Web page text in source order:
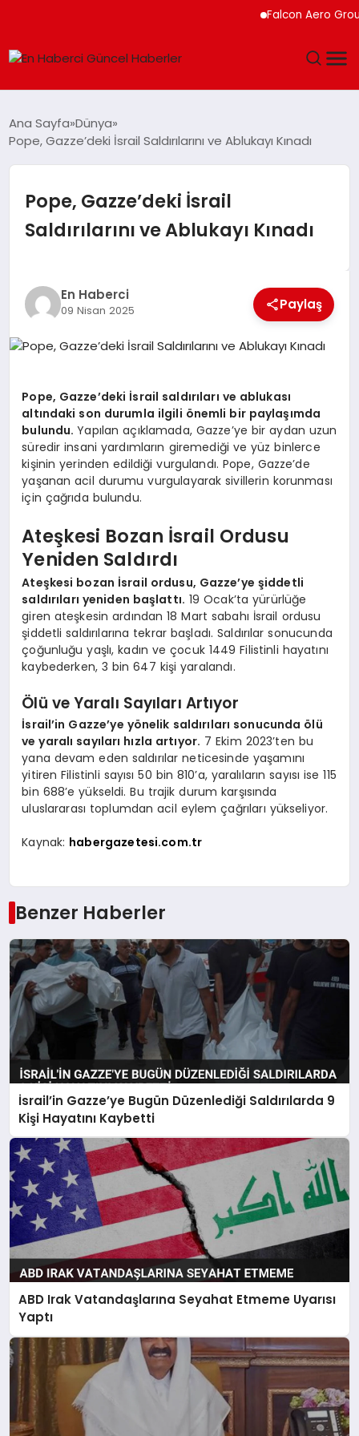
Falcon Aero Group,
SPOR
SAĞLIK
TEKNOLOJI
DÜNYA
EĞITIM
SIYASET
Ana Sayfa Dünya
Pope, Gazze’deki İsrail Saldırılarını ve Ablukayı Kınadı
Pope, Gazze’deki İsrail
Saldırılarını ve Ablukayı Kınadı
En Haberci
09 Nisan 2025 Paylaş
Pope, Gazze’deki İsrail saldırıları ve ablukası
altındaki son durumla ilgili önemli bir paylaşımda
bulundu.Yapılan açıklamada, Gazze’ye bir aydan uzun
süredir insani yardımların giremediği ve yüz binlerce
kişinin yerinden edildiği vurgulandı. Pope, Gazze’de
yaşanan acil durumu vurgulayarak sivillerin korunması
için çağrıda bulundu.
Ateşkesi Bozan İsrail Ordusu
Yeniden Saldırdı
Ateşkesi bozan İsrail ordusu, Gazze’ye şiddetli
saldırıları yeniden başlattı. 19 Ocak’ta yürürlüğe
giren ateşkesin ardından 18 Mart sabahı İsrail ordusu
şiddetli saldırılarına tekrar başladı. Saldırılar sonucunda
çoğunluğu yaşlı, kadın ve çocuk 1449 Filistinli hayatını
kaybederken, 3 bin 647 kişi yaralandı.
Ölü ve Yaralı Sayıları Artıyor
İsrail’in Gazze’ye yönelik saldırıları sonucunda ölü
ve yaralı sayıları hızla artıyor. 7 Ekim 2023’ten bu
yana devam eden saldırılar neticesinde yaşamını
yitiren Filistinli sayısı 50 bin 810’a, yaralıların sayısı ise 115
bin 688’e yükseldi. Bu trajik durum karşısında
uluslararası toplumdan acil eylem çağrıları yükseliyor.
Kaynak: habergazetesi.com.tr
Benzer Haberler
İsrail’in Gazze’ye Bugün Düzenlediği Saldırılarda 9
Kişi Hayatını Kaybetti
ABD Irak Vatandaşlarına Seyahat Etmeme Uyarısı
Yaptı